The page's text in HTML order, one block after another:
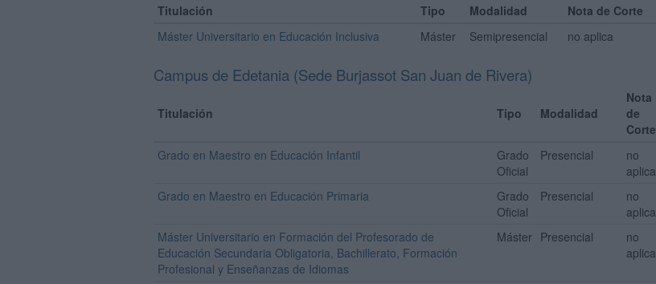
Titulación Tipo Modalidad
Nota de Corte
Máster Universitario en Educación Inclusiva
Máster Semipresencial no aplica
Campus de Edetania (Sede Burjassot San Juan de Rivera)
Titulación Tipo Modalidad
Nota
de
Corte
Grado en Maestro en Educación Infantil
Grado
Oficial
Presencial
no
aplica
Grado en Maestro en Educación Primaria
Grado
Oficial
Presencial
no
aplica
Máster Universitario en Formación del Profesorado de
Educación Secundaria Obligatoria, Bachillerato, Formación
Profesional y Enseñanzas de Idiomas
Máster Presencial
no
aplica